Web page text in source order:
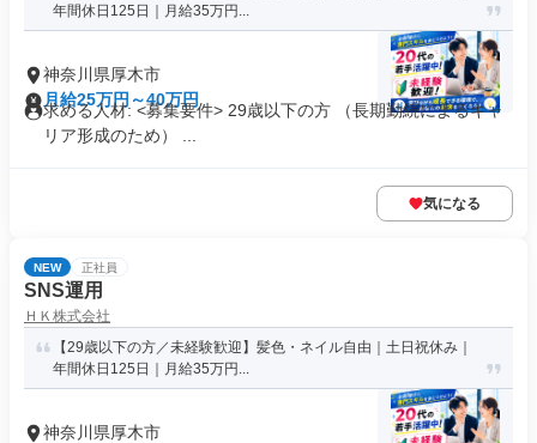
年間休日125日｜月給35万円...
神奈川県厚木市
月給25万円～40万円
求める人材: <募集要件> 29歳以下の方 （長期勤続によるキャ
リア形成のため） ...
気になる
NEW 正社員
SNS運用
ＨＫ株式会社
【29歳以下の方／未経験歓迎】髪色・ネイル自由｜土日祝休み｜
年間休日125日｜月給35万円...
神奈川県厚木市